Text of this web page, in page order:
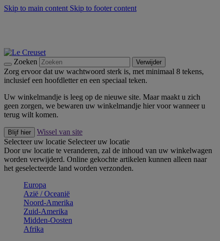
Skip to main content Skip to footer content
Zoeken Verwijder
Zorg ervoor dat uw wachtwoord sterk is, met minimaal 8 tekens,
inclusief een hoofdletter en een speciaal teken.
Uw winkelmandje is leeg op de nieuwe site. Maar maakt u zich
geen zorgen, we bewaren uw winkelmandje hier voor wanneer u
terug wilt komen.
Blijf hier
Wissel van site
Selecteer uw locatie Selecteer uw locatie
Door uw locatie te veranderen, zal de inhoud van uw winkelwagen
worden verwijderd. Online gekochte artikelen kunnen alleen naar
het geselecteerde land worden verzonden.
Europa
Aziё / Oceaniё
Noord-Amerika
Zuid-Amerika
Midden-Oosten
Afrika